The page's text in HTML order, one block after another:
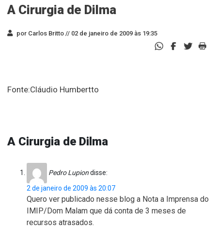
A Cirurgia de Dilma
por Carlos Britto // 02 de janeiro de 2009 às 19:35
Fonte:Cláudio Humbertto
A Cirurgia de Dilma
Pedro Lupiondisse:
2 de janeiro de 2009 às 20:07
Quero ver publicado nesse blog a Nota a Imprensa do
IMIP/Dom Malam que dá conta de 3 meses de
recursos atrasados.